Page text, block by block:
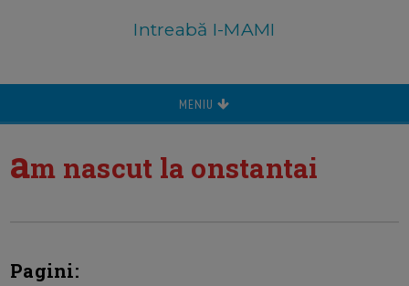
Intreabă I-MAMI
MENIU
am nascut la onstantai
Pagini: